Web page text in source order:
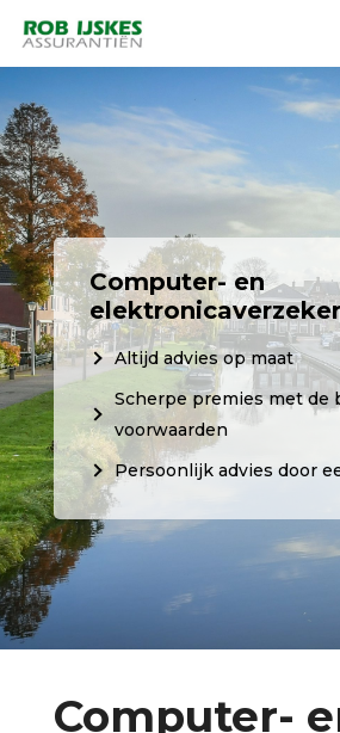
Computer- en
Altijd advies op maat
Scherpe premies met de
voorwaarden
Persoonlijk advies door
Computer-